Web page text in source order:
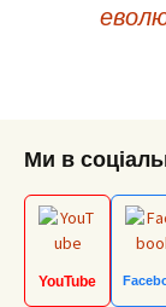
Ми в
YouTube